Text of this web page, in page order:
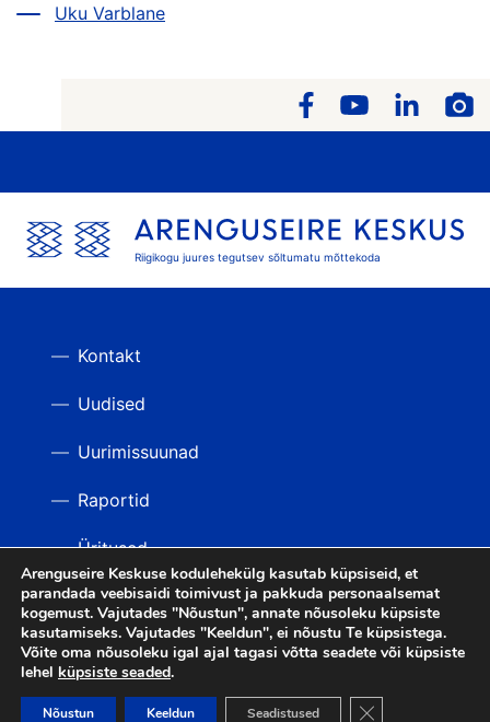
Uku Varblane
Riigikogu juures tegutsev sõltumatu mõttekoda
LIITU UUDISKIRJAGA
TAGASI ÜLES
Kontakt
Uudised
Uurimissuunad
Raportid
Üritused
Videod
Arenguseire Keskuse kodulehekülg kasutab küpsiseid, et
parandada veebisaidi toimivust ja pakkuda personaalsemat
kogemust. Vajutades "Nõustun", annate nõusoleku küpsiste
kasutamiseks. Vajutades "Keeldun", ei nõustu Te küpsistega.
Võite oma nõusoleku igal ajal tagasi võtta seadete või küpsiste
lehel küpsiste seaded.
Nõustun Keeldun Seadistused Close GDPR